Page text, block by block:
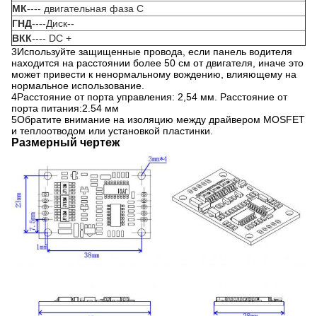
МК---- двигательная фаза С
ГНД----Диск--
ВКК---- DC +
3Используйте защищенные провода, если панель водителя
находится на расстоянии более 50 см от двигателя, иначе это
может привести к ненормальному вождению, влияющему на
нормальное использование.
4Расстояние от порта управления: 2,54 мм. Расстояние от
порта питания:2.54 мм
5Обратите внимание на изоляцию между драйвером MOSFET
и теплоотводом или установкой пластинки.
Размерный чертеж